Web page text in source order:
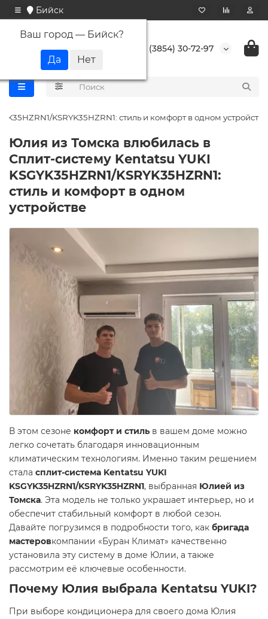
Бийск
Ваш город — Бийск?
+7 (3854) 30-72-97
KSRYK35HZRN1: стиль и комфорт в одном устройстве
Юлия из Томска влюбилась в
Сплит-систему Kentatsu YUKI
KSGYK35HZRN1/KSRYK35HZRN1:
стиль и комфорт в одном
устройстве
В этом сезоне комфорт и стиль в вашем доме можно
легко сочетать благодаря инновационным
климатическим технологиям. Именно таким решением
стала сплит-система Kentatsu YUKI
KSGYK35HZRN1/KSRYK35HZRN1, выбранная Юлией из
Томска. Эта модель не только украшает интерьер, но и
обеспечит стабильный комфорт в любой сезон.
Давайте погрузимся в подробности того, как бригада
мастеровкомпании «Буран Климат» качественно
установила эту систему в доме Юлии, а также
рассмотрим её ключевые особенности.
Почему Юлия выбрала Kentatsu YUKI?
При выборе кондиционера для своего дома Юлия